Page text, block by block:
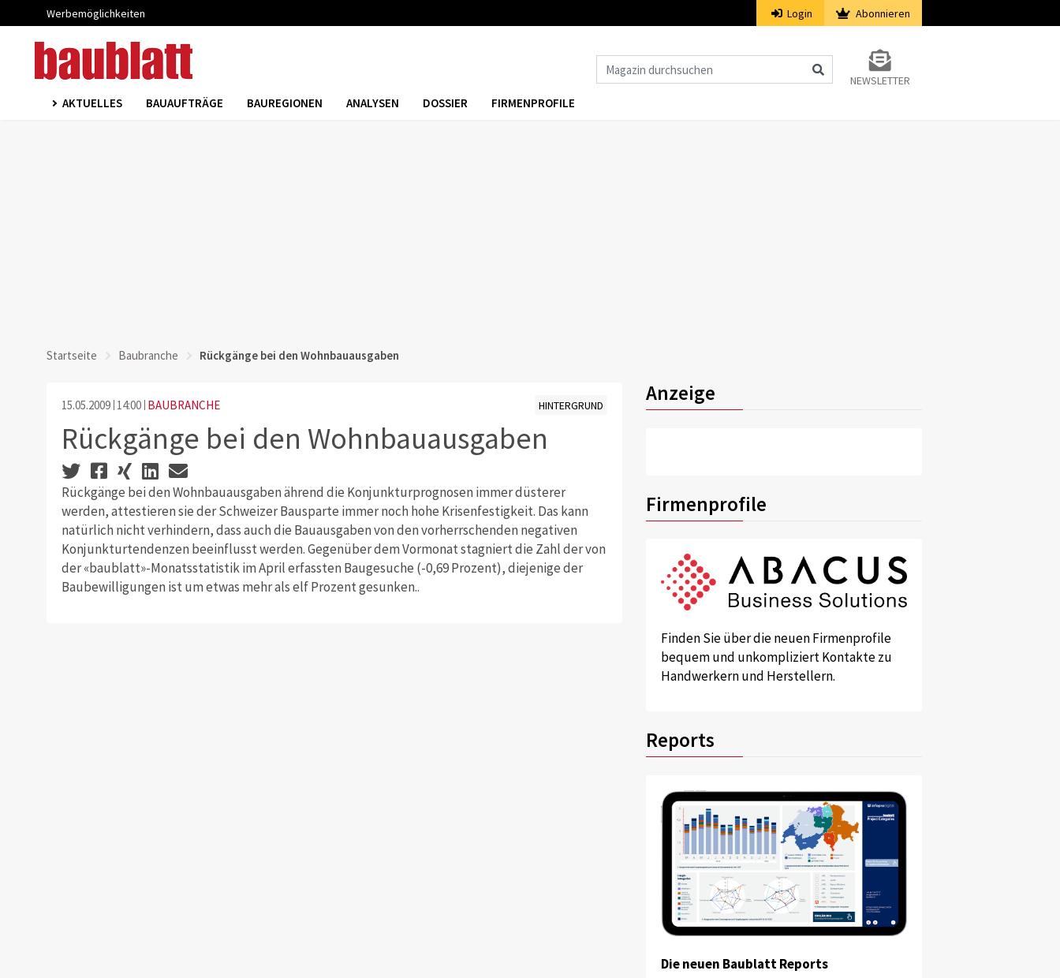
Werbemöglichkeiten Login Abonnieren
NEWSLETTER
AKTUELLES BAUAUFTRÄGE BAUREGIONEN ANALYSEN DOSSIER FIRMENPROFILE
Startseite Baubranche Rückgänge bei den Wohnbauausgaben
15.05.2009 14:00 BAUBRANCHE HINTERGRUND
Rückgänge bei den Wohnbauausgaben
Rückgänge bei den Wohnbauausgaben ährend die Konjunkturprognosen immer düsterer
werden, attestieren sie der Schweizer Bausparte immer noch hohe Krisenfestigkeit. Das kann
natürlich nicht verhindern, dass auch die Bauausgaben von den vorherrschenden negativen
Konjunkturtendenzen beeinflusst werden. Gegenüber dem Vormonat stagniert die Zahl der von
der «baublatt»-Monatsstatistik im April erfassten Baugesuche (-0,69 Prozent), diejenige der
Baubewilligungen ist um etwas mehr als elf Prozent gesunken..
Anzeige
Firmenprofile
Finden Sie über die neuen Firmenprofile
bequem und unkompliziert Kontakte zu
Handwerkern und Herstellern.
Reports
Die neuen Baublatt Reports